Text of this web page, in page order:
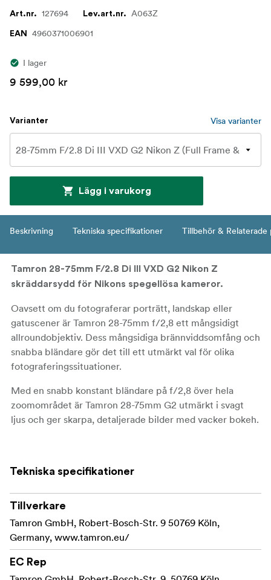
Art.nr. 127694 Lev.art.nr. A063Z
EAN 4960371006901
I lager
9 599,00 kr
Varianter Visa varianter
Lägg i varukorg
Beskrivning Tekniska specifikationer Tillbehör & Relaterade
Tamron 28-75mm F/2.8 Di III VXD G2 Nikon Z
skräddarsydd för Nikons spegellösa kameror.
Oavsett om du fotograferar porträtt, landskap eller
gatuscener är Tamron 28-75mm f/2,8 ett mångsidigt
allroundobjektiv. Dess mångsidiga brännviddsomfång och
snabba bländare gör det till ett utmärkt val för olika
fotograferingssituationer.
Med en snabb konstant bländare på f/2,8 över hela
zoomområdet är Tamron 28-75mm G2 utmärkt i svagt
ljus och ger skarpa, detaljerade bilder med vacker bokeh.
klarhet. BBAR-beläggningen säkerställer att spökbilder
och överstrålning elimineras effektivt, även i utmanande
bakgrundsbelysta scenarier.
Kompakt design med enastående optisk prestanda
Tekniska specifikationer
Tillverkare
Tamron GmbH, Robert-Bosch-Str. 9 50769 Köln,
Germany, www.tamron.eu/
EC Rep